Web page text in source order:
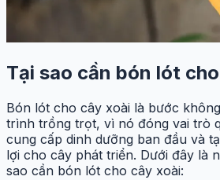
Tại sao cần bón lót
Bón lót cho cây xoài là bước
trình trồng trọt, vì nó đóng vai trò
cung cấp dinh dưỡng ban đầu và
lợi cho cây phát triển. Dưới đây là
sao cần bón lót cho cây xoài: